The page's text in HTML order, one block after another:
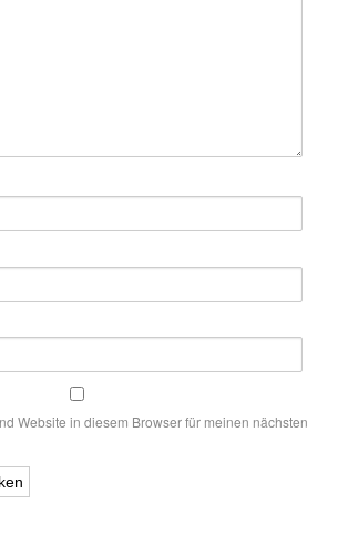
Website in diesem Browser für meinen nächsten